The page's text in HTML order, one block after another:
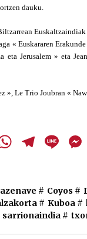
dauku.
« Euskararen
eta Jerusalem » eta
», Le Trio Joubran «
# Coyos #
# Kuboa #
sarrionaindia #